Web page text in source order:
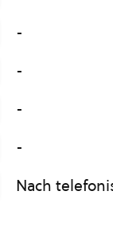
-
-
-
-
Nach